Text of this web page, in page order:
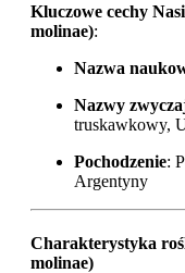
Kluczowe cechy
molinae):
Nazwa
Nazwy
truskawkowy,
Pochodzenie:
Argentyny
Charakterystyka
molinae)